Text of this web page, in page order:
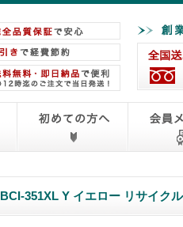
BCI-351XL Y イエロー リサイク